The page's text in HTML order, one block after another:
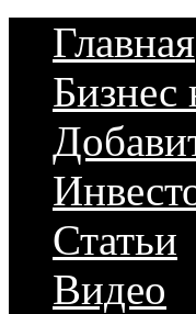
Главная
Бизнес
Статьи
Видео